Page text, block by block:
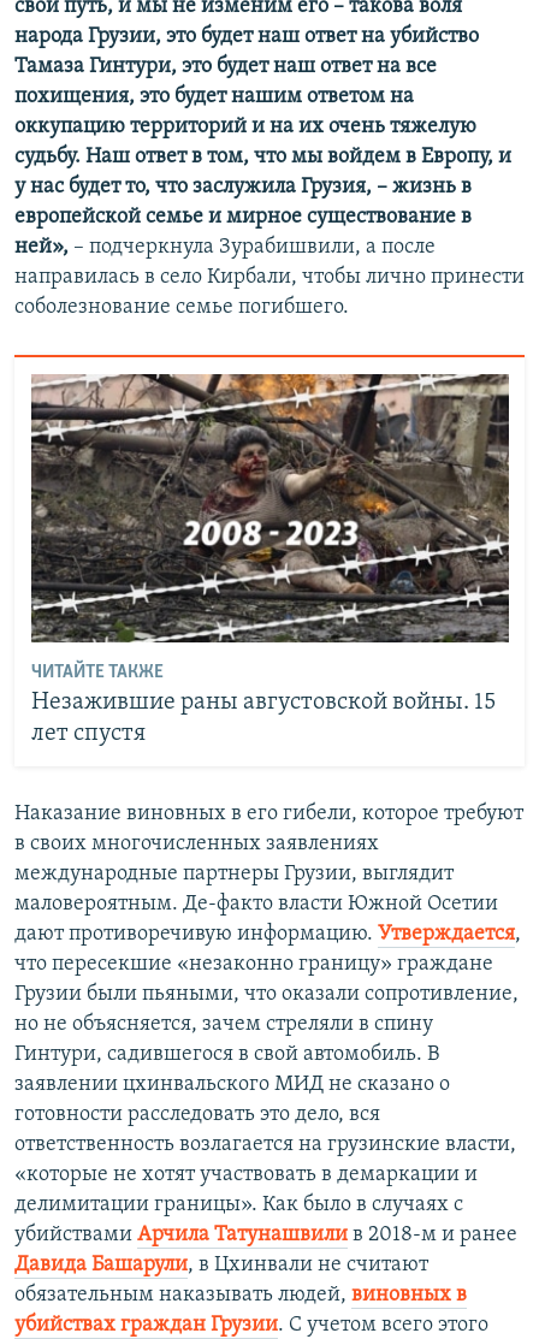
свой путь, и мы не изменим его – такова воля
народа Грузии, это будет наш ответ на убийство
Тамаза Гинтури, это будет наш ответ на все
похищения, это будет нашим ответом на
оккупацию территорий и на их очень тяжелую
судьбу. Наш ответ в том, что мы войдем в Европу, и
у нас будет то, что заслужила Грузия, – жизнь в
европейской семье и мирное существование в
ней», – подчеркнула Зурабишвили, а после
направилась в село Кирбали, чтобы лично принести
соболезнование семье погибшего.
ЧИТАЙТЕ ТАКЖЕ
Незажившие раны августовской войны. 15
лет спустя
Наказание виновных в его гибели, которое требуют
в своих многочисленных заявлениях
международные партнеры Грузии, выглядит
маловероятным. Де-факто власти Южной Осетии
дают противоречивую информацию. Утверждается,
что пересекшие «незаконно границу» граждане
Грузии были пьяными, что оказали сопротивление,
но не объясняется, зачем стреляли в спину
Гинтури, садившегося в свой автомобиль. В
заявлении цхинвальского МИД не сказано о
готовности расследовать это дело, вся
ответственность возлагается на грузинские власти,
«которые не хотят участвовать в демаркации и
делимитации границы». Как было в случаях с
убийствами Арчила Татунашвили в 2018-м и ранее
Давида Башарули, в Цхинвали не считают
обязательным наказывать людей, виновных в
убийствах граждан Грузии. С учетом всего этого